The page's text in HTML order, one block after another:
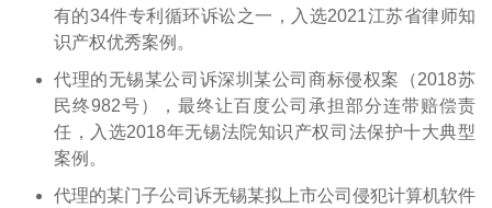
有的34件专利循环诉讼之一，入选2021江苏省律师知
识产权优秀案例。
代理的无锡某公司诉深圳某公司商标侵权案（2018苏
民终982号），最终让百度公司承担部分连带赔偿责
任，入选2018年无锡法院知识产权司法保护十大典型
案例。
代理的某门子公司诉无锡某拟上市公司侵犯计算机软件